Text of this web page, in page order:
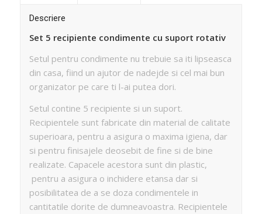
Descriere
Set 5 recipiente condimente cu suport rotativ
Setul pentru condimente nu trebuie sa iti lipseasca
din casa, fiind un ajutor de nadejde si cel mai bun
organizator pe care ti l-ai putea dori.
Setul contine 5 recipiente si un suport.
Recipientele sunt fabricate din material de calitate
superioara, pentru a asigura o maxima igiena, dar
si pentru finisajele deosebit de fine si de bine
realizate. Capacele acestora sunt din plastic,
pentru a asigura o inchidere etansa dar si
posibilitatea de a se doza condimentele in
cantitatile dorite de dumneavoastra. Recipientele